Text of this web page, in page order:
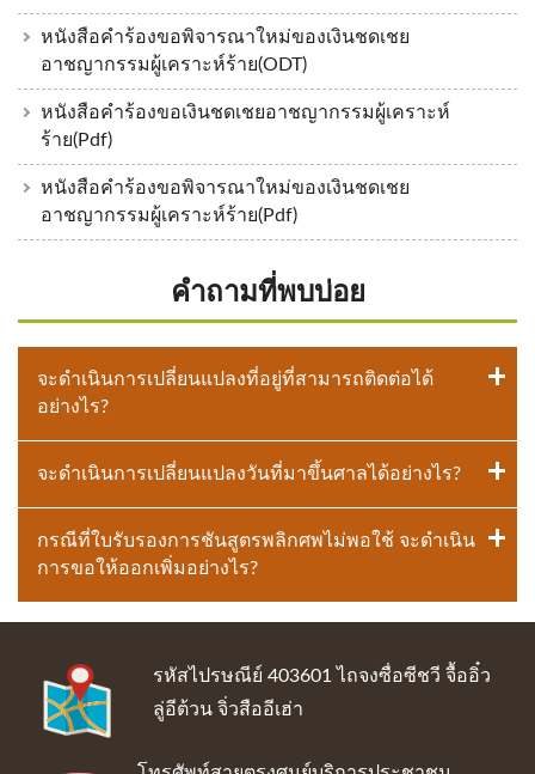
หนังสือคำร้องขอพิจารณาใหม่ของเงินชดเชย
อาชญากรรมผู้เคราะห์ร้าย(ODT)
หนังสือคำร้องขอเงินชดเชยอาชญากรรมผู้เคราะห์
ร้าย(Pdf)
หนังสือคำร้องขอพิจารณาใหม่ของเงินชดเชย
อาชญากรรมผู้เคราะห์ร้าย(Pdf)
คำถามที่พบบ่อย
จะดำเนินการเปลี่ยนแปลงที่อยู่ที่สามารถติดต่อได้
อย่างไร?
จะดำเนินการเปลี่ยนแปลงวันที่มาขึ้นศาลได้อย่างไร?
กรณีที่ใบรับรองการชันสูตรพลิกศพไม่พอใช้ จะดำเนิน
การขอให้ออกเพิ่มอย่างไร?
รหัสไปรษณีย์ 403601 ไถจงซื่อซีชวี จื้ออิ๋ว
ลู่อีต้วน จิ่วสืออีเฮ่า